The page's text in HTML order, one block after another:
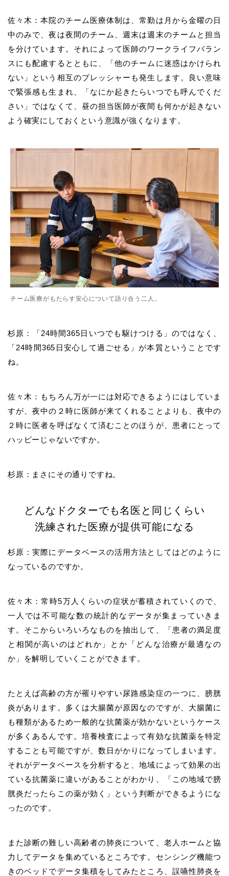
佐々木：本院のチーム医療体制は、常勤は月から金曜の日
中のみで、夜は夜間のチーム、週末は週末のチームと担当
を分けています。それによって医師のワークライフバラン
スにも配慮するとともに、「他のチームに迷惑はかけられ
ない」という相互のプレッシャーも発生します。良い意味
で緊張感も生まれ、「なにか起きたらいつでも呼んでくだ
さい」ではなくて、昼の担当医師が夜間も何かが起きない
よう確実にしておくという意識が強くなります。
チーム医療がもたらす安心について語り合う二人。
杉原：「24時間365日いつでも駆けつける」のではなく、
「24時間365日安心して過ごせる」が本質ということです
ね。
佐々木：もちろん万が一には対応できるようにはしていま
すが、夜中の２時に医師が来てくれることよりも、夜中の
２時に医者を呼ばなくて済むことのほうが、患者にとって
ハッピーじゃないですか。
杉原：まさにその通りですね。
どんなドクターでも名医と同じくらい
洗練された医療が提供可能になる
杉原：実際にデータベースの活用方法としてはどのように
なっているのですか。
佐々木：常時5万人くらいの症状が蓄積されていくので、
一人では不可能な数の統計的なデータが集まっていきま
す。そこからいろいろなものを抽出して、「患者の満足度
と相関が高いのはどれか」とか「どんな治療が最適なの
か」を解明していくことができます。
たとえば高齢の方が罹りやすい尿路感染症の一つに、膀胱
炎があります。多くは大腸菌が原因なのですが、大腸菌に
も種類があるため一般的な抗菌薬が効かないというケース
が多くあるんです。培養検査によって有効な抗菌薬を特定
することも可能ですが、数日がかりになってしまいます。
それがデータベースを分析すると、地域によって効果の出
ている抗菌薬に違いがあることがわかり、「この地域で膀
胱炎だったらこの薬が効く」という判断ができるようにな
ったのです。
また診断の難しい高齢者の肺炎について、老人ホームと協
力してデータを集めているところです。センシング機能つ
きのベッドでデータ集積をしてみたところ、誤嚥性肺炎を